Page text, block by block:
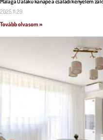
2025.11.29.
Tovább olvasom »